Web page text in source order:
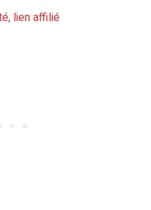
lien affilié